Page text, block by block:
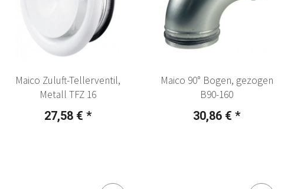
Maico Zuluft-Tellerventil,
Metall TFZ 16
27,58 € *
Maico 90° Bogen, gezogen
B90-160
30,86 € *